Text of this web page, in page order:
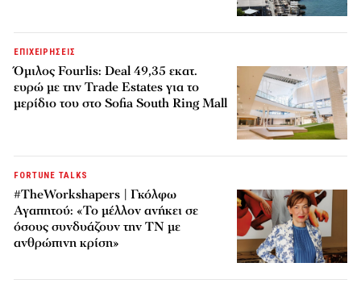
ΕΠΙΧΕΙΡΗΣΕΙΣ
Όμιλος Fourlis: Deal 49,35 εκατ.
ευρώ με την Trade Estates για το
μερίδιο του στο Sofia South Ring Mall
FORTUNE TALKS
#TheWorkshapers | Γκόλφω
Αγαπητού: «Το μέλλον ανήκει σε
όσους συνδυάζουν την ΤΝ με
ανθρώπινη κρίση»